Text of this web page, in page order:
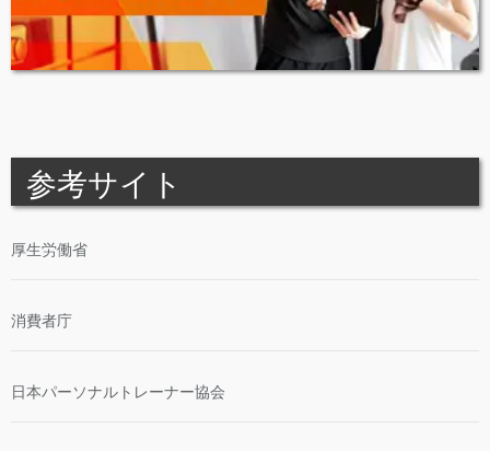
参考サイト
厚生労働省
消費者庁
日本パーソナルトレーナー協会